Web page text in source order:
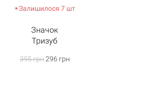
Залишилося 7 шт
Значок
Тризуб
395 грн296 грн